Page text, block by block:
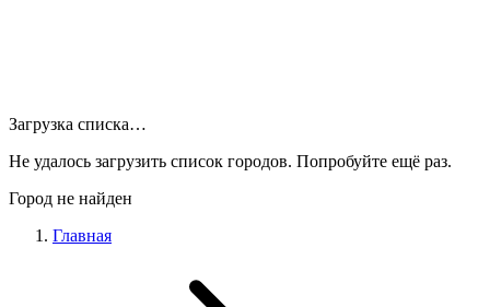
Загрузка списка…
Не удалось загрузить список городов. Попробуйте ещё раз.
Город не найден
Главная